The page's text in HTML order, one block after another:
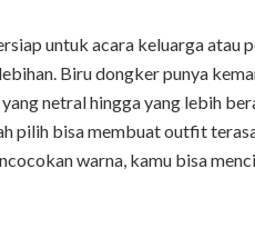
untuk acara keluarga atau
Biru dongker punya
netral hingga yang lebih
pilih bisa membuat outfit
warna, kamu bisa